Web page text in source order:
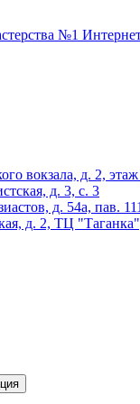
вокзала, д. 2,
д. 3, с. 3
д. 54а, пав.
д. 2, ТЦ